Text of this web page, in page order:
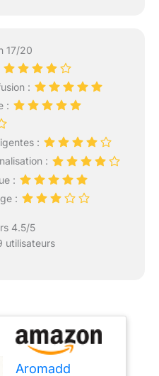
17/20
:
:
:
:
:
:
4.5/5
utilisateurs
Aromadd